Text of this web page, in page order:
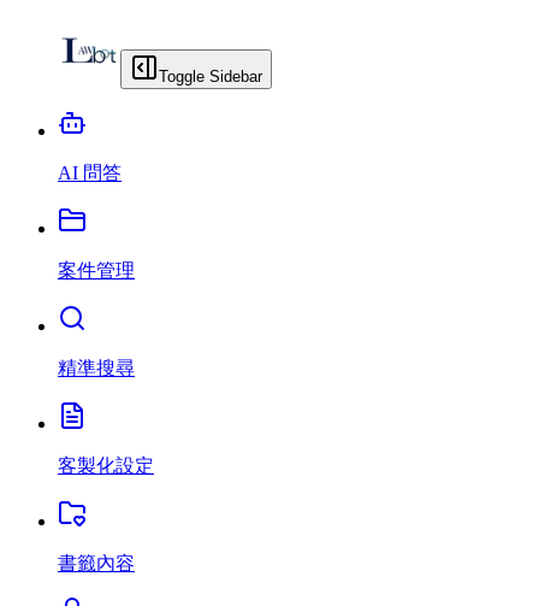
Toggle Sidebar
AI 問答
案件管理
精準搜尋
客製化設定
書籤內容